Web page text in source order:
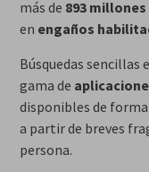
más de 893
en engaños
Búsquedas
gama de
disponibles de
a partir de breves
persona.